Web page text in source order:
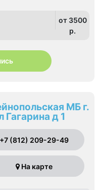
от 3500
p.
МБ г.
д 1
+7 (812) 209-29-49
На карте